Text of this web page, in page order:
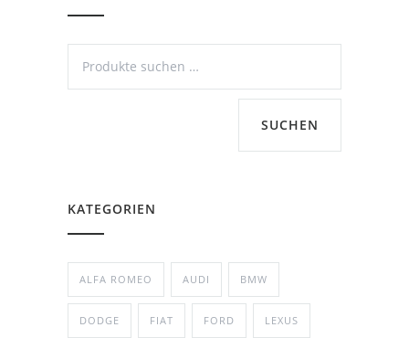
SUCHEN
KATEGORIEN
ALFA ROMEO AUDI BMW
DODGE FIAT FORD LEXUS